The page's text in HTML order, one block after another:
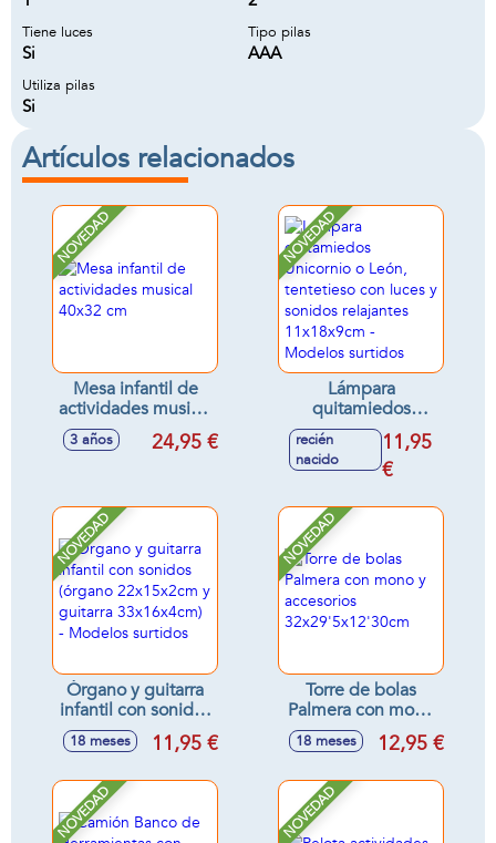
Tiene luces
Si
Tipo pilas
AAA
Utiliza pilas
Si
Artículos relacionados
NOVEDAD
Mesa infantil de
actividades musical
40x32 cm
3 años 24,95 €
NOVEDAD
Lámpara
quitamiedos
Unicornio o León,
tentetieso con
luces y sonidos
11x18x9cm -
Modelos surtidos
recién
nacido
11,95
€
NOVEDAD
Órgano y guitarra
infantil con sonidos
(órgano
22x15x2cm y
33x16x4cm) -
Modelos surtidos
18 meses 11,95 €
NOVEDAD
Torre de bolas
Palmera con mono
y accesorios
32x29'5x12'30cm
18 meses 12,95 €
NOVEDAD NOVEDAD